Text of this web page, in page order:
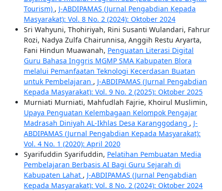
Tourism) , J-ABDIPAMAS (Jurnal Pengabdian Kepada
Masyarakat): Vol. 8 No. 2 (2024): Oktober 2024
Sri Wahyuni, Thohiriyah, Rini Susanti Wulandari, Fahrur
Rozi, Nadya Zulfa Chairunnisa, Anggih Restu Aryarta,
Fani Hindun Muawanah, Penguatan Literasi Digital
Guru Bahasa Inggris MGMP SMA Kabupaten Blora
melalui Pemanfaatan Teknologi Kecerdasan Buatan
untuk Pembelajaran , J-ABDIPAMAS (Jurnal Pengabdian
Kepada Masyarakat): Vol. 9 No. 2 (2025): Oktober 2025
Murniati Murniati, Mahfudlah Fajrie, Khoirul Muslimin,
Upaya Penguatan Kelembagaan Kelompok Pengajar
Madrasah Diniyah AL-Ikhlas Desa Karanggodang , J-
ABDIPAMAS (Jurnal Pengabdian Kepada Masyarakat):
Vol. 4 No. 1 (2020): April 2020
Syarifuddin Syarifuddin, Pelatihan Pembuatan Media
Pembelajaran Berbasis AI Bagi Guru Sejarah di
Kabupaten Lahat , J-ABDIPAMAS (Jurnal Pengabdian
Kepada Masyarakat): Vol. 8 No. 2 (2024): Oktober 2024